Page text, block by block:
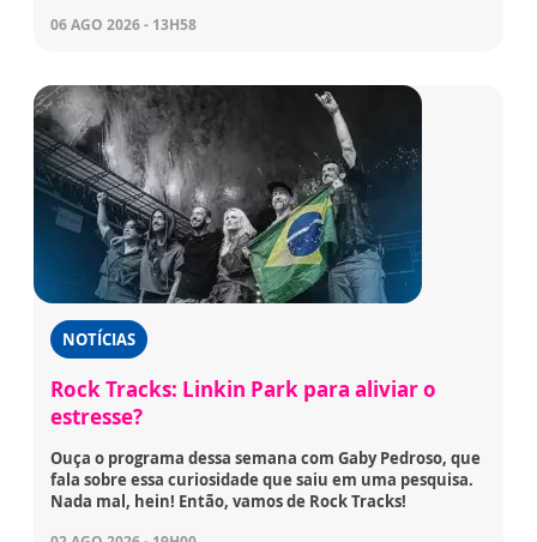
06 AGO 2026 - 13H58
NOTÍCIAS
Rock Tracks: Linkin Park para aliviar o
estresse?
Ouça o programa dessa semana com Gaby Pedroso, que
fala sobre essa curiosidade que saiu em uma pesquisa.
Nada mal, hein! Então, vamos de Rock Tracks!